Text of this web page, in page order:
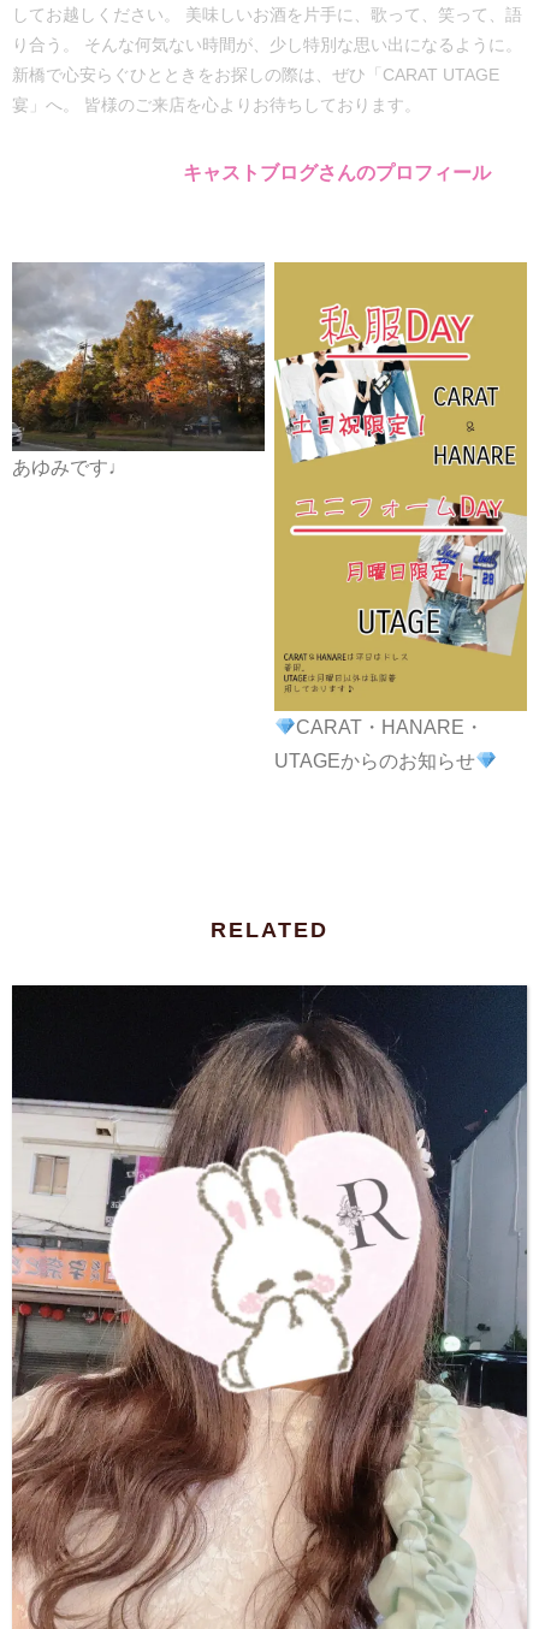
してお越しください。 美味しいお酒を片手に、歌って、笑って、語
り合う。 そんな何気ない時間が、少し特別な思い出になるように。
新橋で心安らぐひとときをお探しの際は、ぜひ「CARAT UTAGE
宴」へ。 皆様のご来店を心よりお待ちしております。
キャストブログさんのプロフィール
あゆみです♩
CARAT・HANARE・
UTAGEからのお知らせ
RELATED